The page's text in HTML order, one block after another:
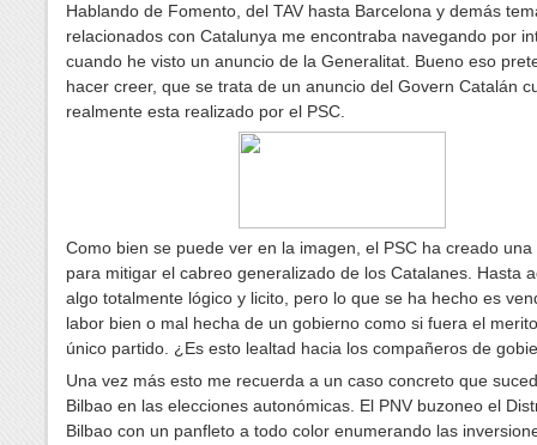
Hablando de Fomento, del TAV hasta Barcelona y demás
relacionados con Catalunya me encontraba navegando por
cuando he visto un anuncio de la Generalitat. Bueno eso
hacer creer, que se trata de un anuncio del Govern Catalán
realmente esta realizado por el PSC.
Como bien se puede ver en la imagen, el PSC ha creado
para mitigar el cabreo generalizado de los Catalanes. Hasta
algo totalmente lógico y licito, pero lo que se ha hecho es
labor bien o mal hecha de un gobierno como si fuera el
único partido. ¿Es esto lealtad hacia los compañeros de
Una vez más esto me recuerda a un caso concreto que
Bilbao en las elecciones autonómicas. El PNV buzoneo el
Bilbao con un panfleto a todo color enumerando las